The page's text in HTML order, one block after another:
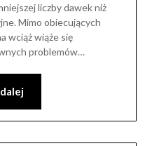
liczby dawek niż
Mimo obiecujących
wciąż wiąże się
problemów…